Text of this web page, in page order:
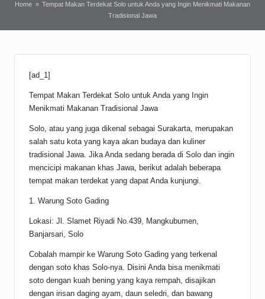
Home » Tempat Makan Terdekat Solo untuk Anda yang Ingin Menikmati Makanan
Tradisional Jawa
[ad_1]
Tempat Makan Terdekat Solo untuk Anda yang Ingin
Menikmati Makanan Tradisional Jawa
Solo, atau yang juga dikenal sebagai Surakarta, merupakan
salah satu kota yang kaya akan budaya dan kuliner
tradisional Jawa. Jika Anda sedang berada di Solo dan ingin
mencicipi makanan khas Jawa, berikut adalah beberapa
tempat makan terdekat yang dapat Anda kunjungi.
1. Warung Soto Gading
Lokasi: Jl. Slamet Riyadi No.439, Mangkubumen,
Banjarsari, Solo
Cobalah mampir ke Warung Soto Gading yang terkenal
dengan soto khas Solo-nya. Disini Anda bisa menikmati
soto dengan kuah bening yang kaya rempah, disajikan
dengan irisan daging ayam, daun seledri, dan bawang